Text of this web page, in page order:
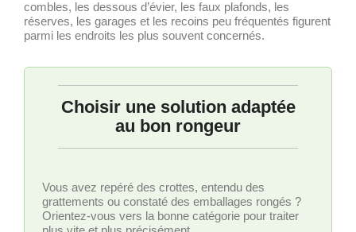
combles, les dessous d’évier, les faux plafonds, les
réserves, les garages et les recoins peu fréquentés figurent
parmi les endroits les plus souvent concernés.
Choisir une solution adaptée
au bon rongeur
Vous avez repéré des crottes, entendu des
grattements ou constaté des emballages rongés ?
Orientez-vous vers la bonne catégorie pour traiter